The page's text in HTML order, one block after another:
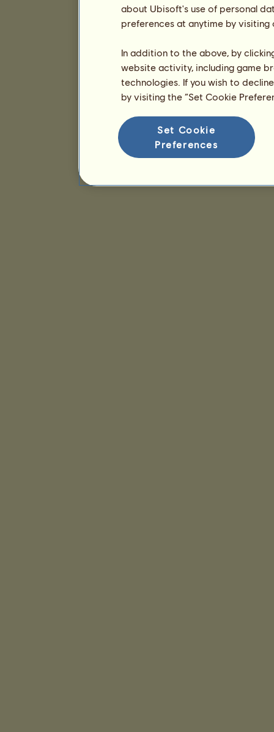
about Ubisoft's use of personal
preferences at anytime by
In addition to the above, by
website activity, including game
technologies. If you wish to
by visiting the “Set Cookie
Set Cookie
Preferences